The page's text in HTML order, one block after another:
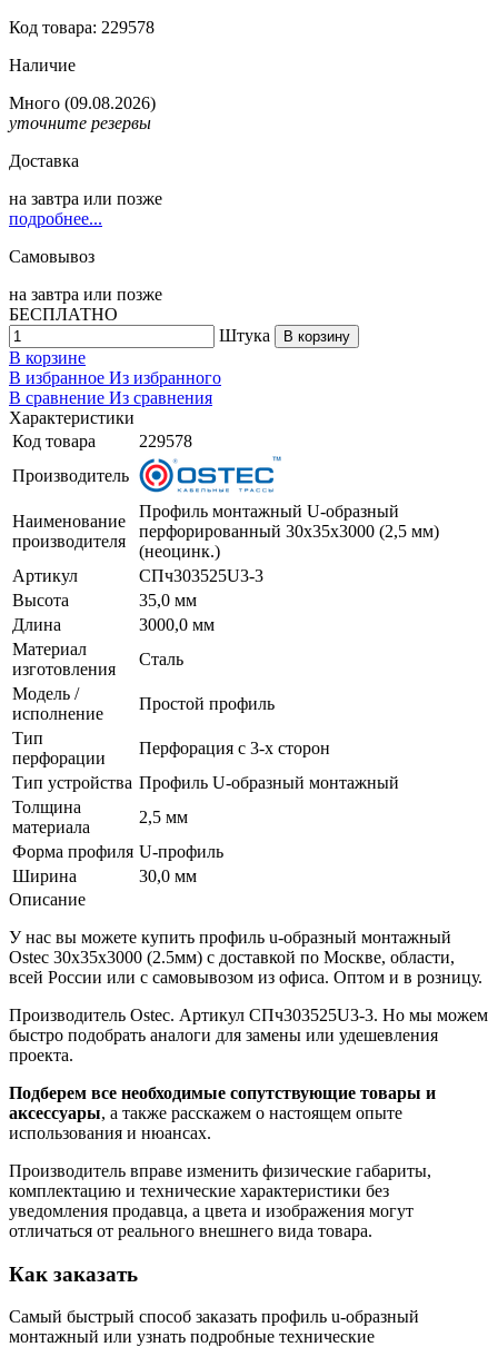
Код товара: 229578
Наличие
Много (09.08.2026)
уточните резервы
Доставка
на завтра или позже
подробнее...
Самовывоз
на завтра или позже
БЕСПЛАТНО
Штука
В корзину
В корзине
В избранное Из избранного
В сравнение Из сравнения
Характеристики
Код товара
229578
Производитель
Наименование
производителя
Профиль монтажный U-образный
перфорированный 30х35х3000 (2,5 мм)
(неоцинк.)
Артикул
СПч303525U3-3
Высота
35,0 мм
Длина
3000,0 мм
Материал
изготовления
Сталь
Модель /
исполнение
Простой профиль
Тип
перфорации
Перфорация с 3-х сторон
Тип устройства Профиль U-образный монтажный
Толщина
материала
2,5 мм
Форма профиля U-профиль
Ширина
30,0 мм
Описание
У нас вы можете купить профиль u-образный монтажный
Ostec 30х35х3000 (2.5мм) с доставкой по Москве, области,
всей России или с самовывозом из офиса. Оптом и в розницу.
Производитель Ostec. Артикул СПч303525U3-3. Но мы можем
быстро подобрать аналоги для замены или удешевления
проекта.
Подберем все необходимые сопутствующие товары и
аксессуары, а также расскажем о настоящем опыте
использования и нюансах.
Производитель вправе изменить физические габариты,
комплектацию и технические характеристики без
уведомления продавца, а цвета и изображения могут
отличаться от реального внешнего вида товара.
Как заказать
Самый быстрый способ заказать профиль u-образный
монтажный или узнать подробные технические